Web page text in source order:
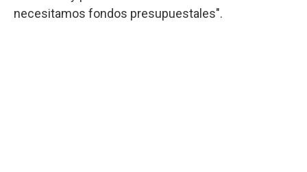
necesitamos fondos presupuestales".